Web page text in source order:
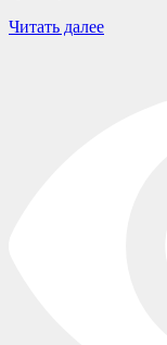
Читать далее